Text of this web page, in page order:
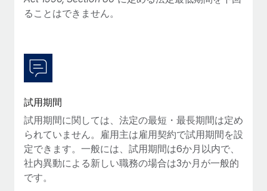
ることはできません。
試用期間
試用期間に関しては、法定の最短・最長期間は定め
られていません。雇用主は雇用契約で試用期間を設
定できます。一般には、試用期間は6か月以内で、
社内異動による新しい職務の場合は3か月が一般的
です。